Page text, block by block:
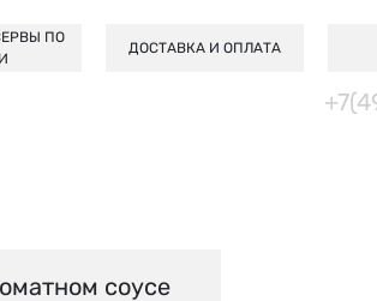
ПО
ДОСТАВКА И ОПЛАТА
соусе